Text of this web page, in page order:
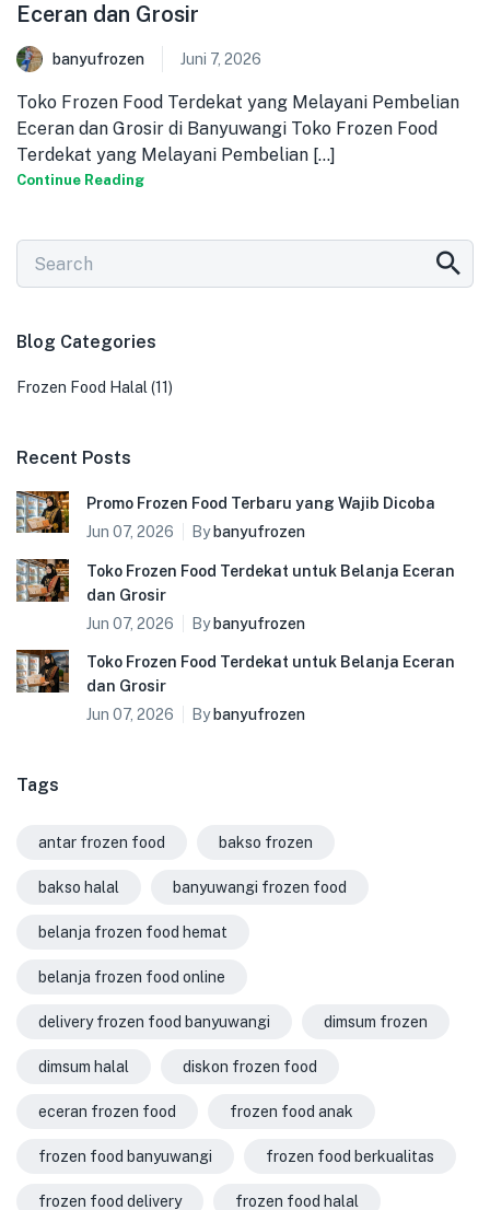
Eceran dan Grosir
banyufrozen Juni 7, 2026
Toko Frozen Food Terdekat yang Melayani Pembelian
Eceran dan Grosir di Banyuwangi Toko Frozen Food
Terdekat yang Melayani Pembelian [...]
Continue Reading
Blog Categories
Frozen Food Halal (11)
Recent Posts
Promo Frozen Food Terbaru yang Wajib Dicoba
Jun 07, 2026
By banyufrozen
Toko Frozen Food Terdekat untuk Belanja Eceran
dan Grosir
Jun 07, 2026
Bybanyufrozen
Toko Frozen Food Terdekat untuk Belanja Eceran
dan Grosir
Jun 07, 2026
Bybanyufrozen
Tags
antar frozen food bakso frozen
bakso halal banyuwangi frozen food
belanja frozen food hemat
belanja frozen food online
delivery frozen food banyuwangi dimsum frozen
dimsum halal diskon frozen food
eceran frozen food frozen food anak
frozen food banyuwangi frozen food berkualitas
frozen food delivery frozen food halal